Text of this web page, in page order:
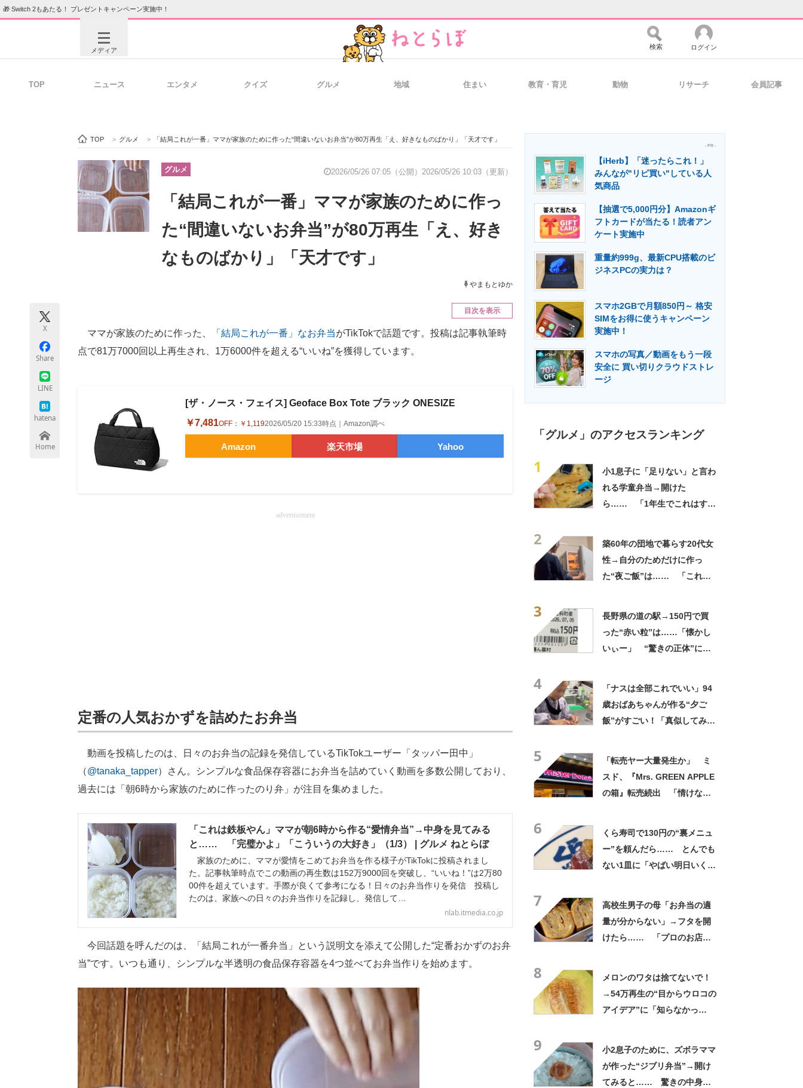
🎁 Switch 2もあたる！ プレゼントキャンペーン実施中！
メディア
ビジネスと働き方のヒント 経営リーダーのコミュニティ マーケ×ITの今がよく分かる
ITエンジニア向け専門サイト 企業向けIT製品の総合サイト IT製品の技術・比較・事例 製造業のIT導入・活用を支援
エネルギーの専門メディア 建設×テクノロジーの最前線
ちょっと気になるネットの話題
検索 ログイン
TOP ニュース エンタメ クイズ グルメ 地域 住まい 教育・育児 動物 リサーチ 会員記事
TOP > グルメ > 「結局これが一番」ママが家族のために作った“間違いないお弁当”が80万再生「え、好きなものばかり」「天才です」
グルメ 2026/05/26 07:05（公開） 2026/05/26 10:03（更新）
「結局これが一番」ママが家族のために作っ
た“間違いないお弁当”が80万再生「え、好き
なものばかり」「天才です」
やまもとゆか
X
Share
LINE
hatena
Home
目次を表示
ママが家族のために作った、 「結局これが一番」なお弁当がTikTokで話題です。投稿は記事執筆時
点で81万7000回以上再生され、1万6000件を超える“いいね”を獲得しています。
[ザ・ノース・フェイス] Geoface Box Tote ブラック ONESIZE
￥7,481OFF： ￥1,1192026/05/20 15:33時点｜Amazon調べ
Amazon 楽天市場 Yahoo
advertisement
定番の人気おかずを詰めたお弁当
動画を投稿したのは、日々のお弁当の記録を発信しているTikTokユーザー「タッパー田中」
（@tanaka_tapper）さん。シンプルな食品保存容器にお弁当を詰めていく動画を多数公開しており、
過去には「朝6時から家族のために作ったのり弁」が注目を集めました。
「これは鉄板やん」ママが朝6時から作る“愛情弁当”→中身を見てみる
と…… 「完璧かよ」「こういうの大好き」（1/3） | グルメ ねとらぼ
家族のために、ママが愛情をこめてお弁当を作る様子がTikTokに投稿されまし
た。記事執筆時点でこの動画の再生数は152万9000回を突破し、“いいね！”は2万80
00件を超えています。手際が良くて参考になる！日々のお弁当作りを発信 投稿し
たのは、家族への日々のお弁当作りを記録し、発信して…
nlab.itmedia.co.jp
今回話題を呼んだのは、「結局これが一番弁当」という説明文を添えて公開した“定番おかずのお弁
当”です。いつも通り、シンプルな半透明の食品保存容器を4つ並べてお弁当作りを始めます。
- PR -
【iHerb】「迷ったらこれ！」
みんなが"リピ買い"している人
気商品
【抽選で5,000円分】Amazonギ
フトカードが当たる！読者アン
ケート実施中
重量約999g、最新CPU搭載のビ
ジネスPCの実力は？
スマホ2GBで月額850円～ 格安
SIMをお得に使うキャンペーン
実施中！
スマホの写真／動画をもう一段
安全に 買い切りクラウドストレ
ージ
「グルメ」のアクセスランキング
1
小1息子に「足りない」と言わ
れる学童弁当→開けた
ら…… 「1年生でこれはすご
2
築60年の団地で暮らす20代女
性→自分のためだけに作っ
た“夜ご飯”は…… 「これぞ
3
長野県の道の駅→150円で買
った“赤い粒”は……「懐かし
いぃー」 “驚きの正体”に
4
「ナスは全部これでいい」94
歳おばあちゃんが作る“夕ご
飯”がすごい！「真似してみま
5
「転売ヤー大量発生か」 ミ
スド、『Mrs. GREEN APPLE
の箱』転売続出 「情けない
6
くら寿司で130円の“裏メニュ
ー”を頼んだら…… とんでも
ない1皿に「やばい明日いく」
7
高校生男子の母「お弁当の適
量が分からない」→フタを開
けたら…… 「プロのお店レ
8
メロンのワタは捨てないで！
→54万再生の“目からウロコの
アイデア”に「知らなかっ
9
小2息子のために、ズボラママ
が作った“ジブリ弁当”→開け
てみると…… 驚きの中身に